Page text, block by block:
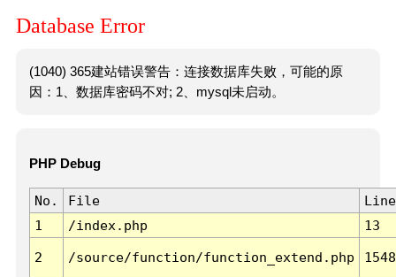
Database Error
(1040) 365建站错误警告：连接数据库失败，可能的原
因：1、数据库密码不对; 2、mysql未启动。
PHP Debug
No. File
Line
1
/index.php 13
2 /source/function/function_extend.php 1548